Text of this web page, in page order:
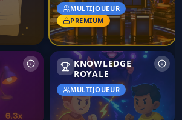
MULTIJOUEUR
PREMIUM
KNOWLEDGE
ROYALE
MULTIJOUEUR
Knowledge Royale